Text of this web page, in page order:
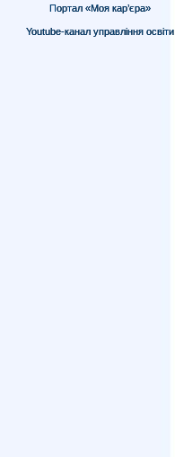
Портал «Моя кар’єра»
Youtube-канал управління освіти